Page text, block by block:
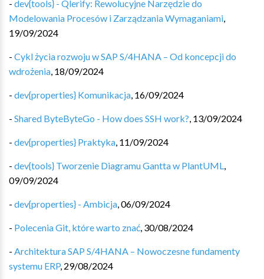
- dev{tools} - Qlerify: Rewolucyjne Narzędzie do
Modelowania Procesów i Zarządzania Wymaganiami,
19/09/2024
- Cykl życia rozwoju w SAP S/4HANA – Od koncepcji do
wdrożenia, 18/09/2024
- dev{properties} Komunikacja, 16/09/2024
- Shared ByteByteGo - How does SSH work?, 13/09/2024
- dev{properties} Praktyka, 11/09/2024
- dev{tools} Tworzenie Diagramu Gantta w PlantUML,
09/09/2024
- dev{properties} - Ambicja,06/09/2024
- Polecenia Git, które warto znać, 30/08/2024
- Architektura SAP S/4HANA – Nowoczesne fundamenty
systemu ERP, 29/08/2024